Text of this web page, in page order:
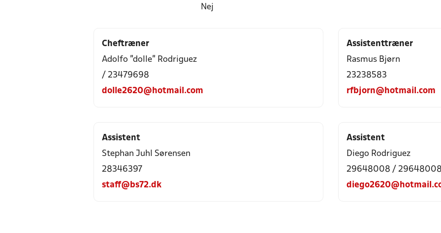
Nej
Cheftræner
Adolfo ”dolle” Rodriguez
/ 23479698
dolle2620@hotmail.com
Assistenttræner
Rasmus Bjørn
23238583
rfbjorn@hotmail.com
Assistent
Stephan Juhl Sørensen
28346397
staff@bs72.dk
Assistent
Diego Rodriguez
29648008 / 29648008